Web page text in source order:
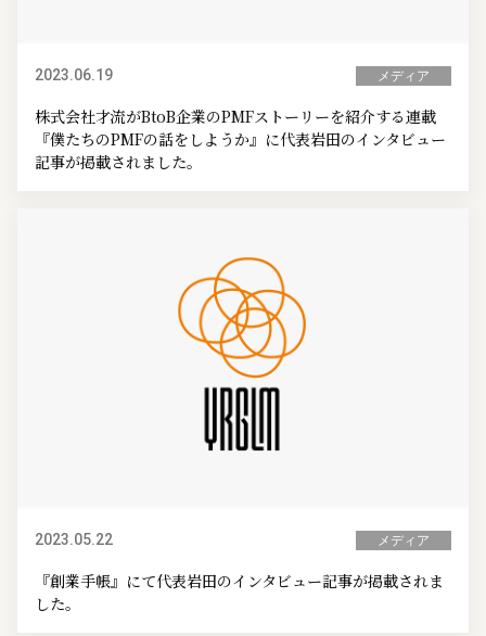
2023.06.19 メディア
株式会社才流がBtoB企業のPMFストーリーを紹介する連載
『僕たちのPMFの話をしようか』に代表岩田のインタビュー
記事が掲載されました。
2023.05.22 メディア
『創業手帳』にて代表岩田のインタビュー記事が掲載されま
した。